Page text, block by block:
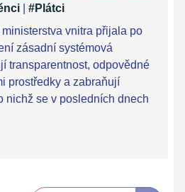
#Plátci
vnitra přijala po
zásadní systémová
transparentnost, odpovědné
prostředky a zabraňují
nichž se v posledních dnech